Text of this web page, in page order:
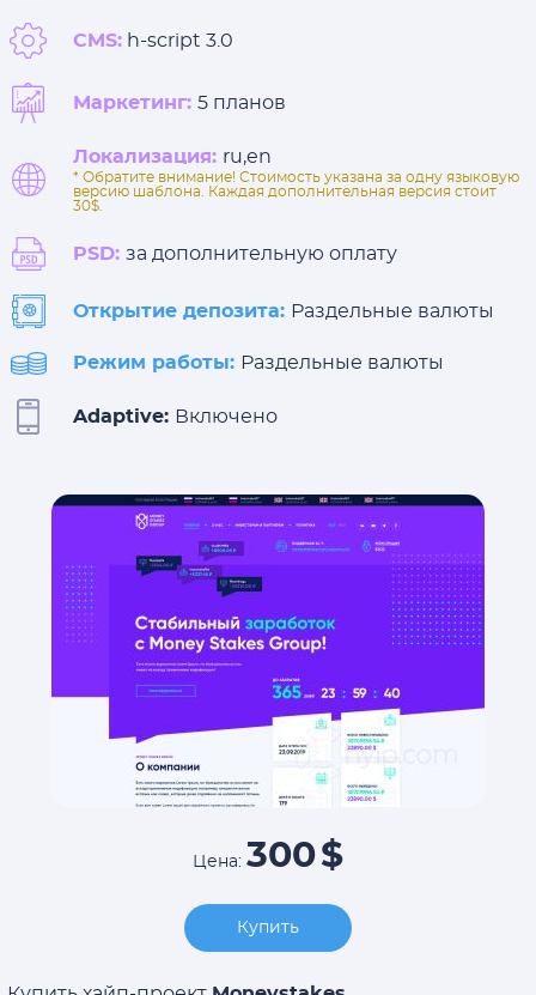
CMS: h-script 3.0
Маркетинг: 5 планов
Локализация: ru,en
* Обратите внимание! Стоимость указана за одну языковую
версию шаблона. Каждая дополнительная версия стоит
30$.
PSD: за дополнительную оплату
Открытие депозита: Раздельные валюты
Режим работы: Раздельные валюты
Adaptive: Включено
Цена: 300$
Купить